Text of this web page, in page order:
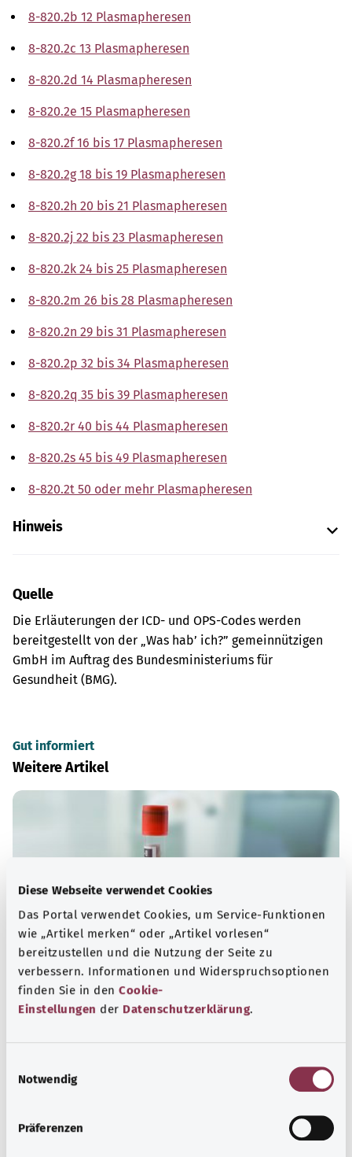
Diese Webseite verwendet Cookies
Das Portal verwendet Cookies, um Service-Funktionen
wie „Artikel merken“ oder „Artikel vorlesen“
bereitzustellen und die Nutzung der Seite zu
verbessern. Informationen und Widerspruchsoptionen
finden Sie in den Cookie-
Einstellungen der Datenschutzerklärung.
Notwendig
Präferenzen
8-820.2b 12 Plasmapheresen
8-820.2c 13 Plasmapheresen
8-820.2d 14 Plasmapheresen
8-820.2e 15 Plasmapheresen
8-820.2f 16 bis 17 Plasmapheresen
8-820.2g 18 bis 19 Plasmapheresen
8-820.2h 20 bis 21 Plasmapheresen
8-820.2j 22 bis 23 Plasmapheresen
8-820.2k 24 bis 25 Plasmapheresen
8-820.2m 26 bis 28 Plasmapheresen
8-820.2n 29 bis 31 Plasmapheresen
8-820.2p 32 bis 34 Plasmapheresen
8-820.2q 35 bis 39 Plasmapheresen
8-820.2r 40 bis 44 Plasmapheresen
8-820.2s 45 bis 49 Plasmapheresen
8-820.2t 50 oder mehr Plasmapheresen
Hinweis
Quelle
Die Erläuterungen der ICD- und OPS-Codes werden
bereitgestellt von der „Was hab’ ich?” gemeinnützigen
GmbH im Auftrag des Bundesministeriums für
Gesundheit (BMG).
Gut informiert
Weitere Artikel
Blut- und Lymphsystem
miteinander. Beide Systeme spielen bei der Abwehr von
Krankheitserregern eine zentrale Rolle.
Mehr erfahren